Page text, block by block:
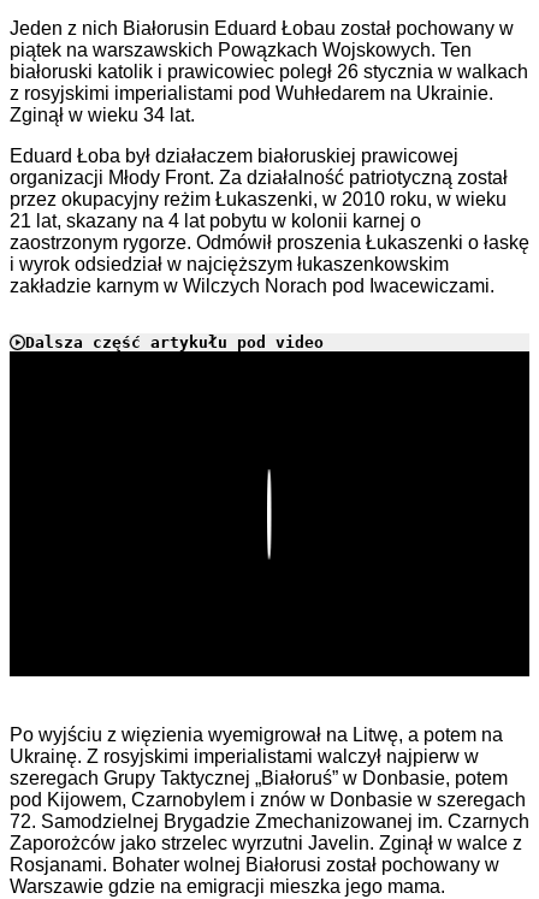
Jeden z nich Białorusin Eduard Łobau został pochowany w
piątek na warszawskich Powązkach Wojskowych. Ten
białoruski katolik i prawicowiec poległ 26 stycznia w walkach
z rosyjskimi imperialistami pod Wuhłedarem na Ukrainie.
Zginął w wieku 34 lat.
Eduard Łoba był działaczem białoruskiej prawicowej
organizacji Młody Front. Za działalność patriotyczną został
przez okupacyjny reżim Łukaszenki, w 2010 roku, w wieku
21 lat, skazany na 4 lat pobytu w kolonii karnej o
zaostrzonym rygorze. Odmówił proszenia Łukaszenki o łaskę
i wyrok odsiedział w najcięższym łukaszenkowskim
zakładzie karnym w Wilczych Norach pod Iwacewiczami.
Dalsza część artykułu pod video
Po wyjściu z więzienia wyemigrował na Litwę, a potem na
Ukrainę. Z rosyjskimi imperialistami walczył najpierw w
szeregach Grupy Taktycznej „Białoruś” w Donbasie, potem
pod Kijowem, Czarnobylem i znów w Donbasie w szeregach
72. Samodzielnej Brygadzie Zmechanizowanej im. Czarnych
Zaporożców jako strzelec wyrzutni Javelin. Zginął w walce z
Rosjanami. Bohater wolnej Białorusi został pochowany w
Warszawie gdzie na emigracji mieszka jego mama.